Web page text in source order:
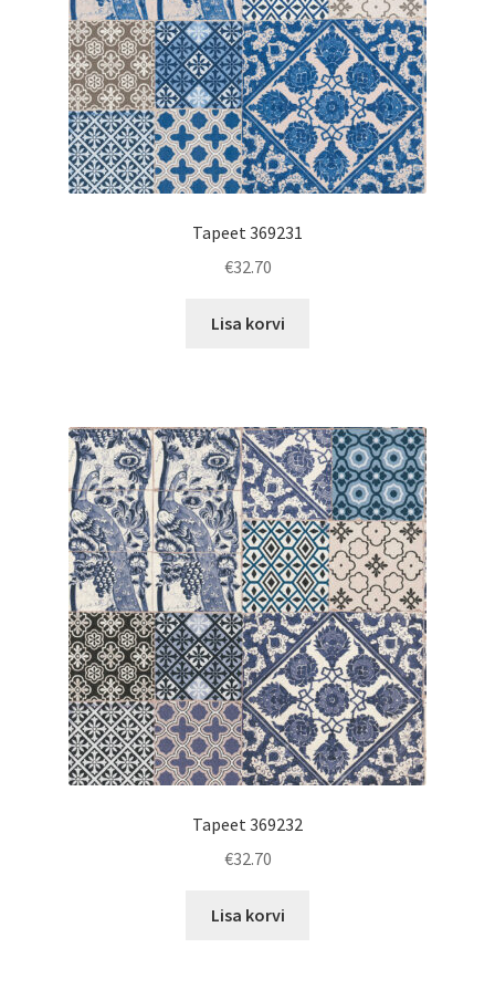
Tapeet 369231
€32.70
Lisa korvi
Tapeet 369232
€32.70
Lisa korvi